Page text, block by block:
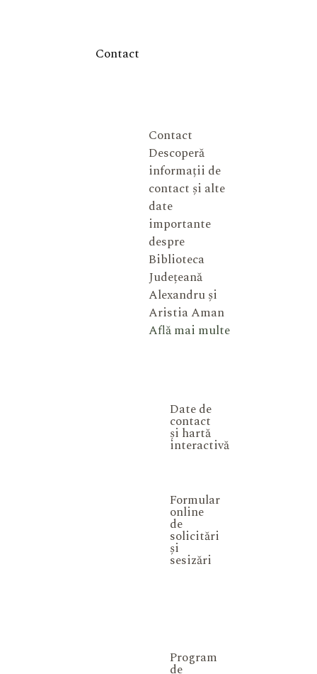
Contact
Contact
Descoperă
informații de
contact și alte
date
importante
despre
Biblioteca
Județeană
Alexandru și
Aristia Aman
Află mai multe
Date de
contact
și hartă
interactivă
Formular
online
de
solicitări
și
sesizări
Program
de